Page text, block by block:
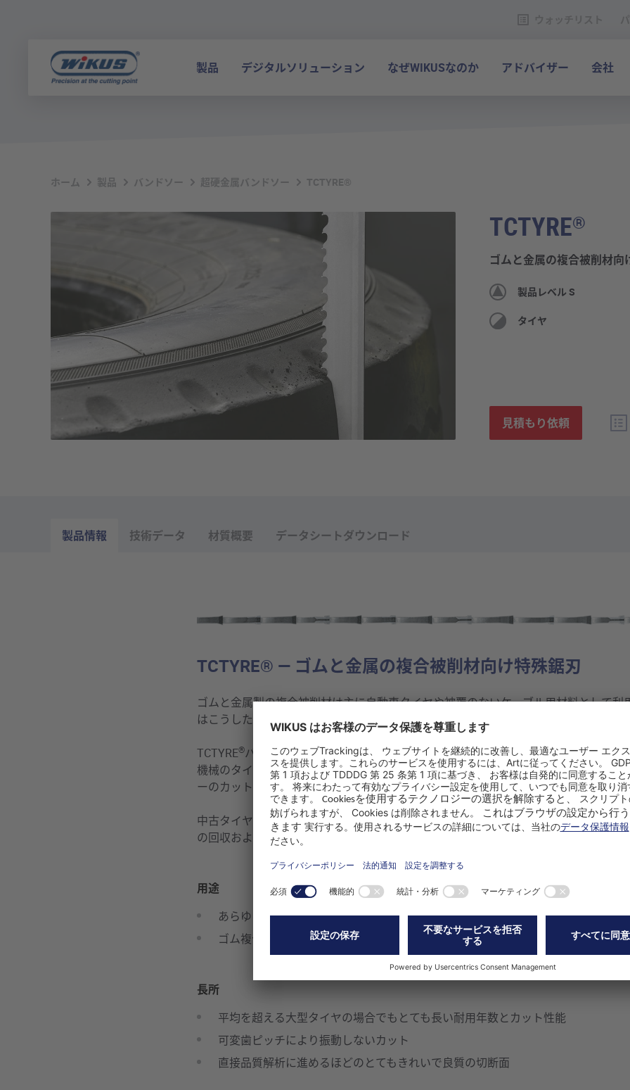
製品 デジタルソリューション なぜWIKUSなのか アドバイザー 会社
ホーム 製品 バンドソー 超硬金属バンドソー TCTYRE®
TCTYRE®
ゴムと金属の複合被削材向
製品レベル S
タイヤ
見積もり依頼
製品情報 技術データ 材質概要 データシートダウンロード
TCTYRE® — ゴムと金属の複合被削材向け特殊鋸刃
ゴムと金属製の複合被削材は主に自動車タイヤや被覆のないケーブル用材料として利
はこうした複合被削材のマシニング専用に超硬金属バンドソーTCTYRE
TCTYRE®バンドソーは、乗用車や商用車、トラクター等におけるゴム複合被削材製
機械のタイヤまで品質管理上信頼できる効果を生みます。品質管理においてはきれい
ーのカット面に納得することができます。
中古タイヤや分別されたケーブルの細断やリサイクルはその追加的応用分野です。中
の回収およびゴムのリサイクル工程への供給のための前提条件です。
用途
あらゆるタイプのタイヤの品質分析に
ゴム複合材料の経済的な粉砕に
長所
平均を超える大型タイヤの場合でもとても長い耐用年数とカット性能
可変歯ピッチにより振動しないカット
直接品質解析に進めるほどのとてもきれいで良質の切断面